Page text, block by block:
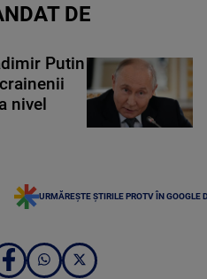
DE
Putin
nivel
URMĂREȘTE ȘTIRILE PROTV ÎN GOOGLE